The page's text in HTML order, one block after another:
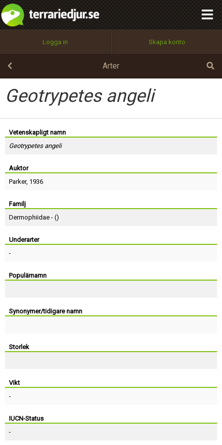
Logga in Skapa konto
Arter
Geotrypetes angeli
Vetenskapligt namn
Geotrypetes angeli
Auktor
Parker, 1936
Familj
Dermophiidae - ()
Underarter
-
Populärnamn
Synonymer/tidigare namn
Storlek
Vikt
-
IUCN-Status
-
Utför
100%
OK
integritetspolicy
Namn:
Epost:
Användarnamn:
Lösenord:
Terms of Service
Begär nytt lösenord
Tillbaka till förstasidan